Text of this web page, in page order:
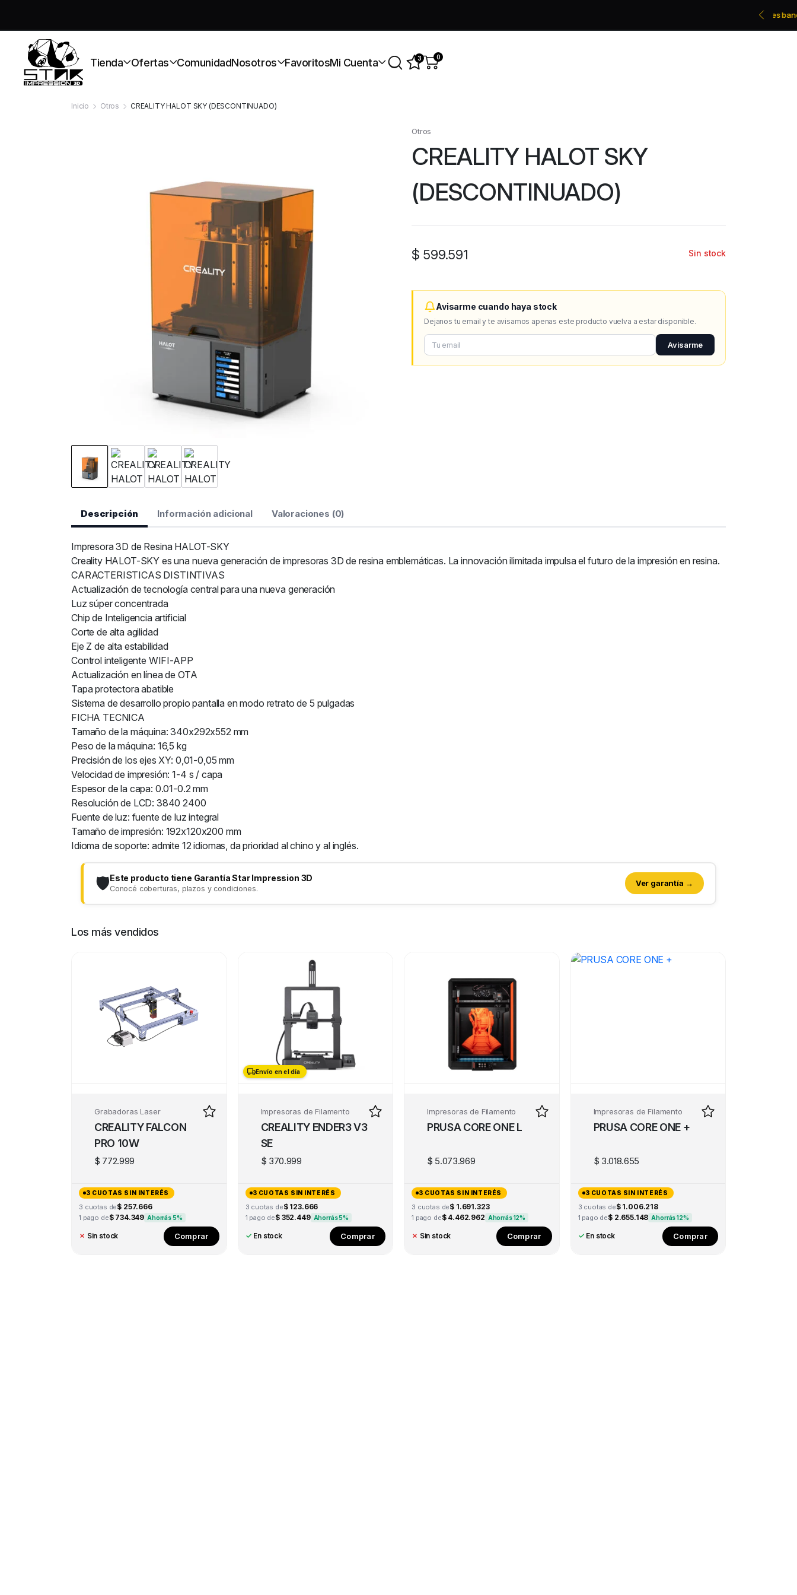
Tienda Ofertas ComunidadNosotros FavoritosMi Cuenta 3 0
Inicio Otros CREALITY HALOT SKY (DESCONTINUADO)
Otros
CREALITY HALOT SKY
(DESCONTINUADO)
$ 599.591 Sin stock
Avisarme cuando haya stock
Dejanos tu email y te avisamos apenas este producto vuelva a estar disponible.
Avisarme
Descripción Información adicional Valoraciones (0)
Impresora 3D de Resina HALOT-SKY
Creality HALOT-SKY es una nueva generación de impresoras 3D de resina emblemáticas. La innovación ilimitada impulsa el futuro de la impresión en resina.
CARACTERISTICAS DISTINTIVAS
Actualización de tecnología central para una nueva generación
Luz súper concentrada
Chip de Inteligencia artificial
Corte de alta agilidad
Eje Z de alta estabilidad
Control inteligente WIFI-APP
Actualización en línea de OTA
Tapa protectora abatible
Sistema de desarrollo propio pantalla en modo retrato de 5 pulgadas
FICHA TECNICA
Tamaño de la máquina: 340x292x552 mm
Peso de la máquina: 16,5 kg
Precisión de los ejes XY: 0,01-0,05 mm
Velocidad de impresión: 1-4 s / capa
Espesor de la capa: 0.01-0.2 mm
Resolución de LCD: 3840 2400
Fuente de luz: fuente de luz integral
Tamaño de impresión: 192x120x200 mm
Idioma de soporte: admite 12 idiomas, da prioridad al chino y al inglés.
🛡️Este producto tiene Garantía Star Impression 3D
Conocé coberturas, plazos y condiciones.
Ver garantía →
Los más vendidos
Grabadoras Laser
CREALITY FALCON
PRO 10W
$ 772.999
3 CUOTAS SIN INTERÉS
3 cuotas de$ 257.666
1 pago de$ 734.349 Ahorrás 5%
✗ Sin stock Comprar
Envío en el día
Envío en el día
Impresoras de Filamento
CREALITY ENDER3 V3
SE
$ 370.999
3 CUOTAS SIN INTERÉS
3 cuotas de$ 123.666
1 pago de$ 352.449 Ahorrás 5%
✓ En stock Comprar
Impresoras de Filamento
PRUSA CORE ONE L
$ 5.073.969
3 CUOTAS SIN INTERÉS
3 cuotas de$ 1.691.323
1 pago de$ 4.462.962 Ahorrás 12%
✗ Sin stock Comprar
Impresoras de Filamento
PRUSA CORE ONE +
$ 3.018.655
3 CUOTAS SIN INTERÉS
3 cuotas de$ 1.006.218
1 pago de$ 2.655.148 Ahorrás 12%
✓ En stock Comprar